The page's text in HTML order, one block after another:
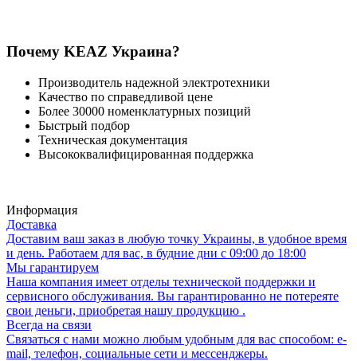
Почему KEAZ Украина?
Производитель надежной электротехники
Качество по справедливой цене
Более 30000 номенклатурных позиций
Быстрый подбор
Техническая документация
Высококвалифицированная поддержка
Информация
Доставка
Доставим ваш заказ в любую точку Украины, в удобное время
и день. Работаем для вас, в будние дни с 09:00 до 18:00
Мы гарантируем
Наша компания имеет отделы технической поддержки и
сервисного обслуживания. Вы гарантированно не потереяте
свои деньги, приобретая нашу продукцию .
Всегда на связи
Связаться с нами можно любым удобным для вас способом: e-
mail, телефон, социальные сети и мессенджеры.